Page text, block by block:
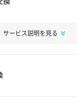
サービス説明を見る